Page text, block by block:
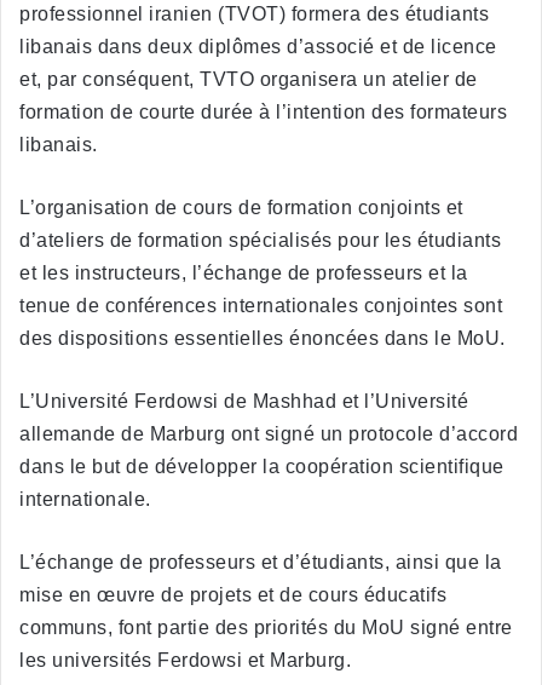
professionnel iranien (TVOT) formera des étudiants
libanais dans deux diplômes d’associé et de licence
et, par conséquent, TVTO organisera un atelier de
formation de courte durée à l’intention des formateurs
libanais.
L’organisation de cours de formation conjoints et
d’ateliers de formation spécialisés pour les étudiants
et les instructeurs, l’échange de professeurs et la
tenue de conférences internationales conjointes sont
des dispositions essentielles énoncées dans le MoU.
L’Université Ferdowsi de Mashhad et l’Université
allemande de Marburg ont signé un protocole d’accord
dans le but de développer la coopération scientifique
internationale.
L’échange de professeurs et d’étudiants, ainsi que la
mise en œuvre de projets et de cours éducatifs
communs, font partie des priorités du MoU signé entre
les universités Ferdowsi et Marburg.